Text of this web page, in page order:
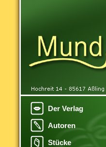
Der Verlag
Autoren
Stücke